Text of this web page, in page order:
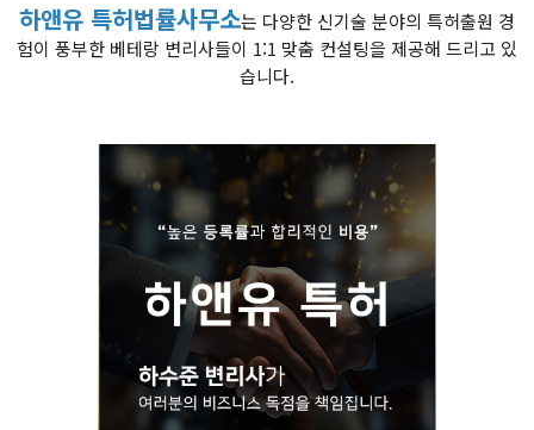
하앤유 특허법률사무소는 다양한 신기술 분야의 특허출원 경
험이 풍부한 베테랑 변리사들이 1:1 맞춤 컨설팅을 제공해 드리고 있
습니다.